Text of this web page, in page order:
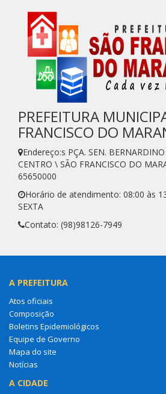
PREFEITURA
FRANCISCO DO
Endereço:s PÇA. SEN.
CENTRO \ SÃO FRANCISCO DO
65650000
Horário de atendimento: 08:00 às
SEXTA
Contato: (98)98126-7949
A PREFEITURA
Atos oficiais
Composição
Boletins Epidemiológicos
Equipe de Governo
Mapa do site
Notícias
A CIDADE